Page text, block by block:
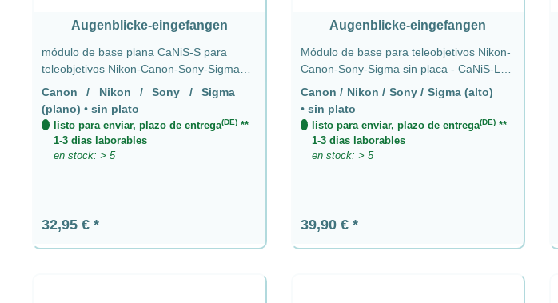
Augenblicke-eingefangen
módulo de base plana CaNiS-S para
teleobjetivos Nikon-Canon-Sony-Sigma
sin placa - CaNiS-S (plano)
Canon / Nikon / Sony / Sigma
(plano) • sin plato
listo para enviar, plazo de entrega(DE)**
1-3 dias laborables
en stock: > 5
Precio normal:
32,95 €
Augenblicke-eingefangen
Módulo de base para teleobjetivos Nikon-
Canon-Sony-Sigma sin placa - CaNiS-L
(alto)
Canon / Nikon / Sony / Sigma (alto)
• sin plato
listo para enviar, plazo de entrega(DE) **
1-3 dias laborables
en stock: > 5
Precio normal:
39,90 €